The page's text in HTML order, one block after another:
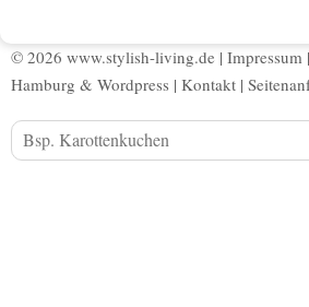
© 2026 www.stylish-living.de | Impressum |
Hamburg & Wordpress | Kontakt |